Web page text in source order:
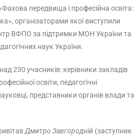
передвища і професійна освіта:
організаторами якої виступили
ВФПО за підтримки МОН України та
наук України.
230 учасників: керівники закладів
освіти, педагогічні
представники органів влади та
Дмитро Завгородній (заступник